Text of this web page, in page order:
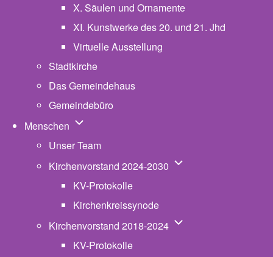
X. Säulen und Ornamente
XI. Kunstwerke des 20. und 21. Jhd
Virtuelle Ausstellung
Stadtkirche
Das Gemeindehaus
Gemeindebüro
Menschen Unternavigation von Menschen
Unser Team
Kirchenvorstand 2024-2030 Unternavigation von
KV-Protokolle
Kirchenkreissynode
Kirchenvorstand 2018-2024 Unternavigation von
KV-Protokolle